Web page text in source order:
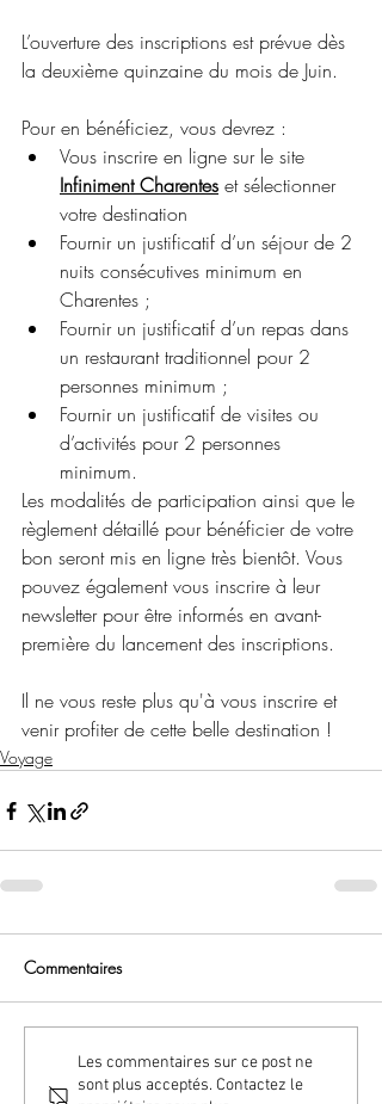
L’ouverture des inscriptions est prévue dès
la deuxième quinzaine du mois de Juin.
Pour en bénéficiez, vous devrez :
Vous inscrire en ligne sur le site
Infiniment Charentes et sélectionner
votre destination
Fournir un justificatif d’un séjour de 2
nuits consécutives minimum en
Charentes ;
Fournir un justificatif d’un repas dans
un restaurant traditionnel pour 2
personnes minimum ;
Fournir un justificatif de visites ou
d’activités pour 2 personnes
minimum.
Les modalités de participation ainsi que le
règlement détaillé pour bénéficier de votre
bon seront mis en ligne très bientôt. Vous
pouvez également vous inscrire à leur
newsletter pour être informés en avant-
première du lancement des inscriptions.
Il ne vous reste plus qu'à vous inscrire et
venir profiter de cette belle destination !
Voyage
Commentaires
Les commentaires sur ce post ne
sont plus acceptés. Contactez le